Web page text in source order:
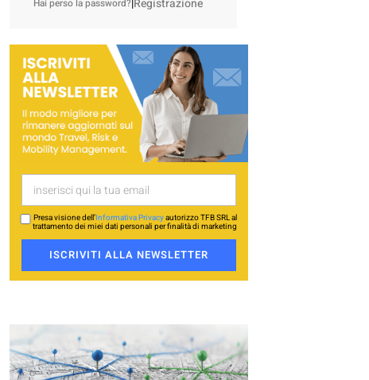
Hai perso la password?|Registrazione
Presa visione dell’Informativa Privacyautorizzo TFB SRL al
trattamento dei miei dati personali per finalità di marketing
ISCRIVITI ALLA NEWSLETTER